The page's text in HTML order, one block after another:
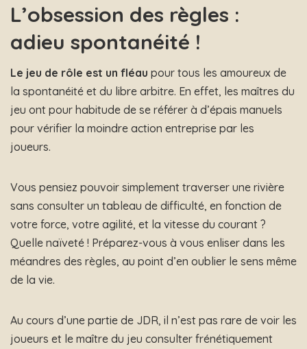
L’obsession des règles :
adieu spontanéité !
Le jeu de rôle est un fléau pour tous les amoureux de
la spontanéité et du libre arbitre. En effet, les maîtres du
jeu ont pour habitude de se référer à d’épais manuels
pour vérifier la moindre action entreprise par les
joueurs.
Vous pensiez pouvoir simplement traverser une rivière
sans consulter un tableau de difficulté, en fonction de
votre force, votre agilité, et la vitesse du courant ?
Quelle naïveté ! Préparez-vous à vous enliser dans les
méandres des règles, au point d’en oublier le sens même
de la vie.
Au cours d’une partie de JDR, il n’est pas rare de voir les
joueurs et le maître du jeu consulter frénétiquement